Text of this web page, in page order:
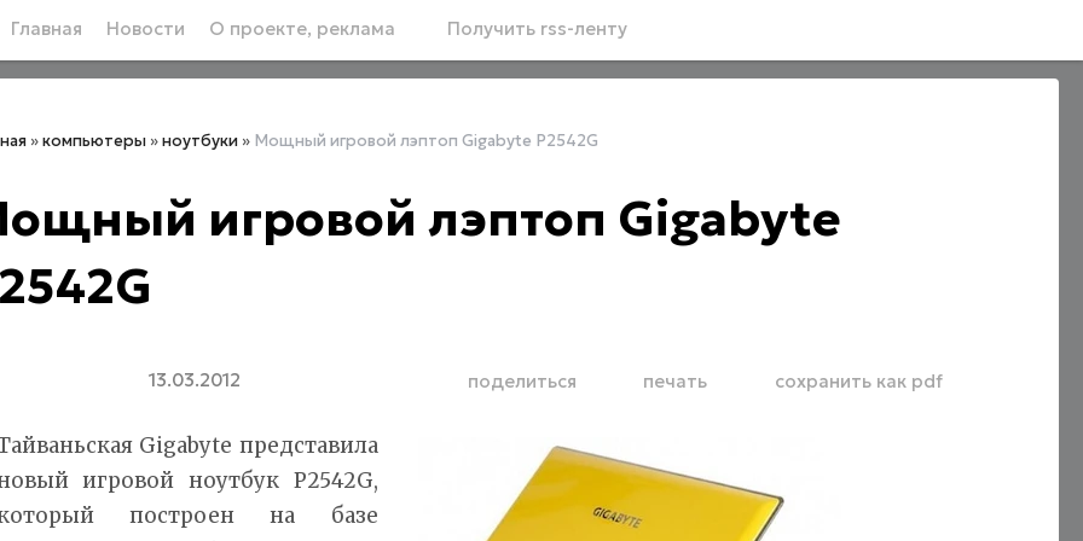
Главная Новости О проекте, реклама Получить rss-ленту
»компьютеры »ноутбуки » Мощный игровой лэптоп Gigabyte P2542G
игровой лэптоп Gigabyte
13.03.2012 поделиться печать сохранить как pdf
Gigabyte представила
игровой ноутбук P2542G,
построен на базе